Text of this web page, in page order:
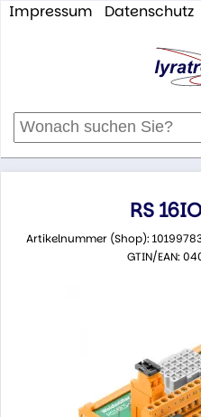
Impressum Datenschutz
RS
Artikelnummer (Shop):
GTIN/EAN: